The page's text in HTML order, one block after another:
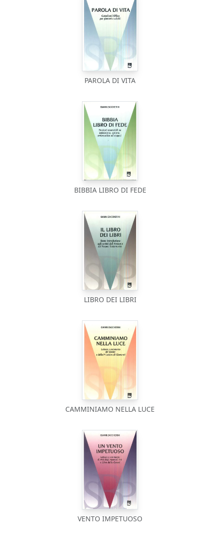
PAROLA DI VITA
BIBBIA LIBRO DI FEDE
LIBRO DEI LIBRI
CAMMINIAMO NELLA LUCE
VENTO IMPETUOSO